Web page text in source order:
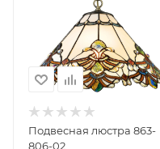
Подвесная люстра 863-
806-02